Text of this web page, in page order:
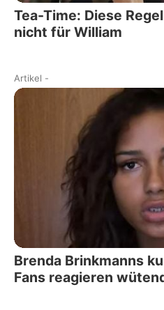
Tea-Time: Diese
nicht für William
Artikel -
Brenda Brinkmanns
Fans reagieren